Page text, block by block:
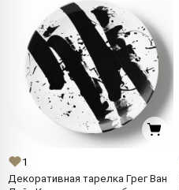
1
Декоративная тарелка Грег Ван